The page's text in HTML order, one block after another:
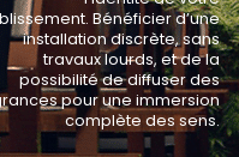
Bénéficier d’une
installation discrète, sans
travaux lourds, et de la
possibilité de diffuser des
pour une immersion
complète des sens.